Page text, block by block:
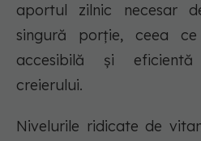
aportul zilnic necesar
singură porție, ceea
accesibilă și
creierului.
Nivelurile ridicate de